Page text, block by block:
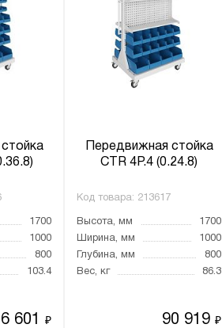
1700
1000
800
103.4
601₽
Передвижная стойка
CTR 4P.4 (0.24.8)
Код товара: 213617
Высота, мм
1700
Ширина, мм
1000
Глубина, мм
800
Вес, кг
86.3
90 919 ₽